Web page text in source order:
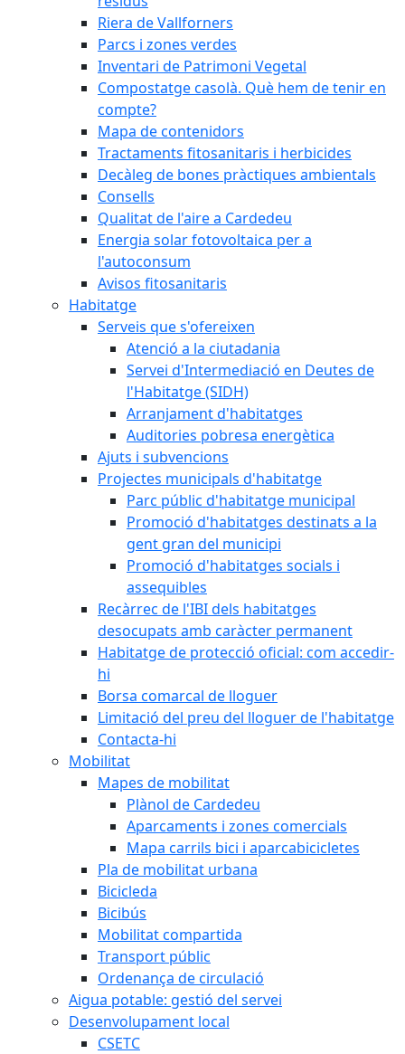
Riera de Vallforners
Parcs i zones verdes
Inventari de Patrimoni Vegetal
Compostatge casolà. Què hem de tenir en
compte?
Mapa de contenidors
Tractaments fitosanitaris i herbicides
Decàleg de bones pràctiques ambientals
Consells
Qualitat de l'aire a Cardedeu
Energia solar fotovoltaica per a
l'autoconsum
Avisos fitosanitaris
Habitatge
Serveis que s'ofereixen
Atenció a la ciutadania
Servei d'Intermediació en Deutes de
l'Habitatge (SIDH)
Arranjament d'habitatges
Auditories pobresa energètica
Ajuts i subvencions
Projectes municipals d'habitatge
Parc públic d'habitatge municipal
Promoció d'habitatges destinats a la
gent gran del municipi
Promoció d'habitatges socials i
assequibles
Recàrrec de l'IBI dels habitatges
desocupats amb caràcter permanent
Habitatge de protecció oficial: com accedir-
hi
Borsa comarcal de lloguer
Limitació del preu del lloguer de l'habitatge
Contacta-hi
Mobilitat
Mapes de mobilitat
Plànol de Cardedeu
Aparcaments i zones comercials
Mapa carrils bici i aparcabicicletes
Pla de mobilitat urbana
Bicicleda
Bicibús
Mobilitat compartida
Transport públic
Ordenança de circulació
Aigua potable: gestió del servei
Desenvolupament local
CSETC